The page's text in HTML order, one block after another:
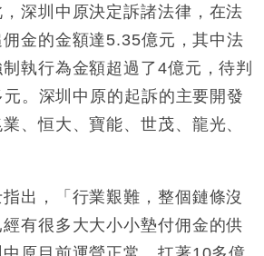
自救後再出手 斥4億美元押注未上市公
深圳中原決定訴諸法律，在法
金的金額達5.35億元，其中法
執行為金額超過了4億元，待判
。深圳中原的起訴的主要開發
、恒大、寶能、世茂、龍光、
出，「行業艱難，整個鏈條沒
有很多大大小小墊付佣金的供